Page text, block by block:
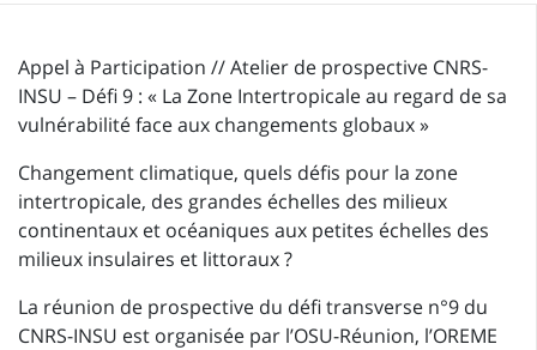
Appel à Participation // Atelier de prospective CNRS-
INSU – Défi 9 : « La Zone Intertropicale au regard de sa
vulnérabilité face aux changements globaux »
Changement climatique, quels défis pour la zone
intertropicale, des grandes échelles des milieux
continentaux et océaniques aux petites échelles des
milieux insulaires et littoraux ?
La réunion de prospective du défi transverse n°9 du
CNRS-INSU est organisée par l’OSU-Réunion, l’OREME